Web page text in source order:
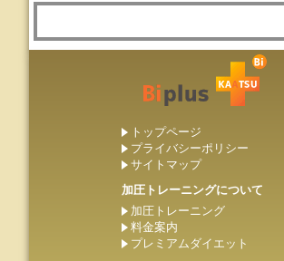
トップページ
プライバシーポリシー
サイトマップ
加圧トレーニングについて
加圧トレーニング
料金案内
プレミアムダイエット